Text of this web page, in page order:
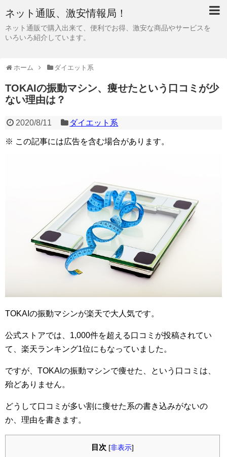
ネット通販、激安情報局！
ネット通販で購入出来て、便利でお得、激安な商品やサービスを
いろいろ紹介しています。
ホーム ダイエット系
TOKAIの振動マシン、痩せたという口コミが少
ない理由は？
2020/8/11 ダイエット系
※ この記事には広告を含む場合があります。
TOKAIの振動マシンが楽天で大人気です。
公式ストアでは、1,000件を超える口コミが投稿されてい
て、楽天ランキング1位にもなっていました。
ですが、TOKAIの振動マシンで痩せた、という口コミは、
殆どありません。
どうして口コミが多い割に痩せた系の書き込みがないの
か、理由を書きます。
目次 [非表示]